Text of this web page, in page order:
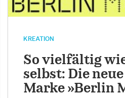
KREATION
So vielfältig
selbst: Die
Marke »Berlin